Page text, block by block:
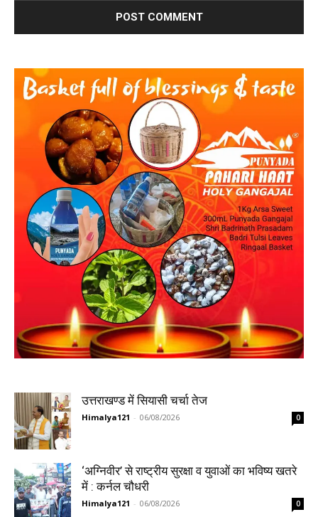
उत्तराखण्ड में सियासी चर्चा तेज
Himalya121 - 06/08/2026 0
‘अग्निवीर’ से राष्ट्रीय सुरक्षा व युवाओं का भविष्य खतरे
में : कर्नल चौधरी
Himalya121 - 06/08/2026 0